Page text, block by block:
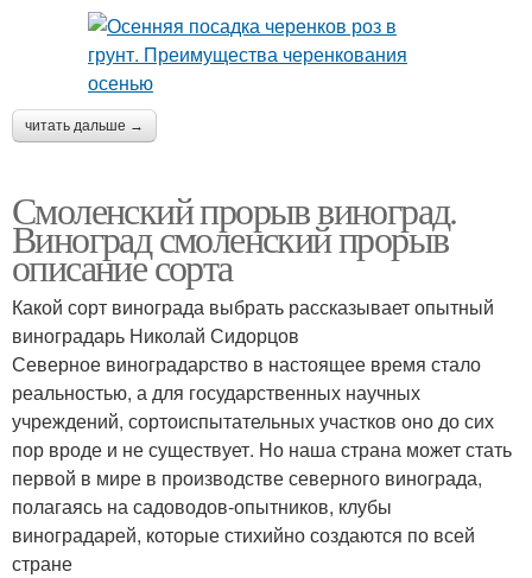
читать дальше →
Смоленский прорыв виноград.
Виноград смоленский прорыв
описание сорта
Какой сорт винограда выбрать рассказывает опытный
виноградарь Николай Сидорцов
Северное виноградарство в настоящее время стало
реальностью, а для государственных научных
учреждений, сортоиспытательных участков оно до сих
пор вроде и не существует. Но наша страна может стать
первой в мире в производстве северного винограда,
полагаясь на садоводов-опытников, клубы
виноградарей, которые стихийно создаются по всей
стране